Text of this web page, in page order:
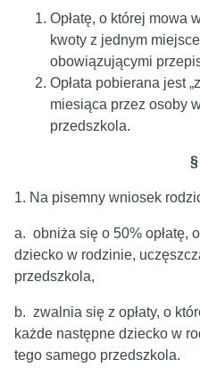
Opłatę, o której mowa
kwoty z jednym
obowiązującymi
Opłata pobierana jest
miesiąca przez osoby
przedszkola.
§
1. Na pisemny wniosek
a. obniża się o 50% opłatę,
dziecko w rodzinie,
przedszkola,
b. zwalnia się z opłaty, o
każde następne dziecko w
tego samego przedszkola.